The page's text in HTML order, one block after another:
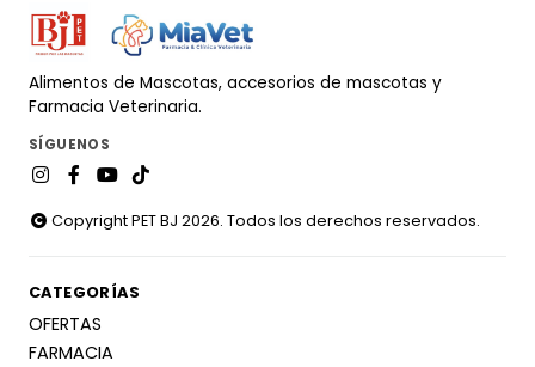
Alimentos de Mascotas, accesorios de mascotas y
Farmacia Veterinaria.
SÍGUENOS
Copyright PET BJ 2026. Todos los derechos reservados.
CATEGORÍAS
OFERTAS
FARMACIA